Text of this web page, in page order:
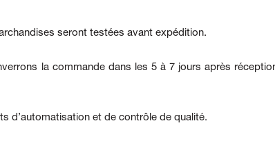
seront testées avant expédition.
la commande dans les 5 à 7 jours après
d’automatisation et de contrôle de qualité.